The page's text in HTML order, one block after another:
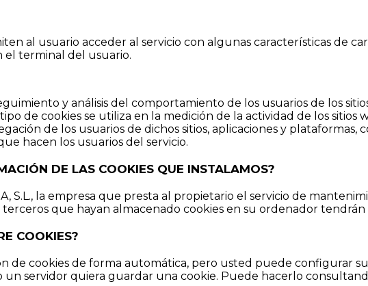
al usuario acceder al servicio con algunas características de
el terminal del usuario.
y análisis del comportamiento de los usuarios de los
de cookies se utiliza en la medición de la actividad de los sitios
de los usuarios de dichos sitios, aplicaciones y plataformas,
hacen los usuarios del servicio.
DE LAS COOKIES QUE INSTALAMOS?
S.L., la empresa que presta al propietario el servicio de
que hayan almacenado cookies en su ordenador tendrán
COOKIES?
de cookies de forma automática, pero usted puede configurar
un servidor quiera guardar una cookie. Puede hacerlo